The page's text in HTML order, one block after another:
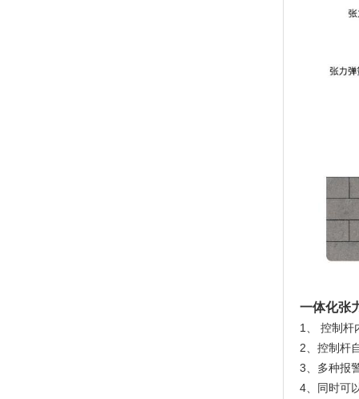
一体化张
1、 控制杆
2、控制杆
3、多种报
4、同时可